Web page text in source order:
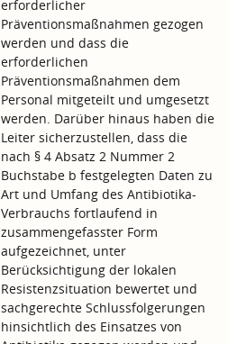
erforderlicher
Präventionsmaßnahmen gezogen
werden und dass die
erforderlichen
Präventionsmaßnahmen dem
Personal mitgeteilt und umgesetzt
werden. Darüber hinaus haben die
Leiter sicherzustellen, dass die
nach § 4 Absatz 2 Nummer 2
Buchstabe b festgelegten Daten zu
Art und Umfang des Antibiotika-
Verbrauchs fortlaufend in
zusammengefasster Form
aufgezeichnet, unter
Berücksichtigung der lokalen
Resistenzsituation bewertet und
sachgerechte Schlussfolgerungen
hinsichtlich des Einsatzes von